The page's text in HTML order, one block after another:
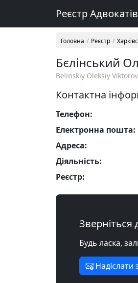
Реєстр Адвокатів
Головна Реєстр
Бєлінський
Belinskiy Oleksiy
Контактна
Телефон:
Електронна пошта:
Адреса:
Діяльність:
Реєстр:
Зверніться
Будь ласка,
Надіслати